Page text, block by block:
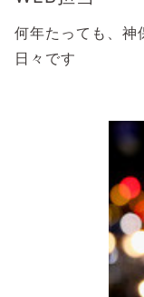
何年たっても、神
日々です